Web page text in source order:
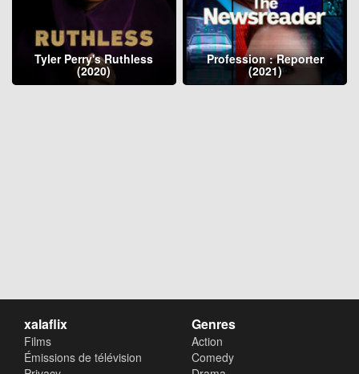
Tyler Perry's Ruthless
(2020)
Profession : Reporter
(2021)
xalaflix
Films
Émissions de télévision
Genres
Action
Comedy